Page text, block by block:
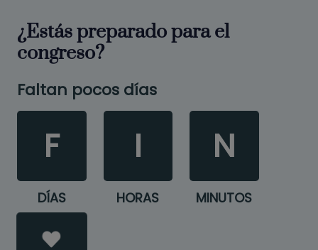
¿Estás preparado para el
congreso?
Faltan pocos días
F
DÍAS
I
HORAS
N
MINUTOS